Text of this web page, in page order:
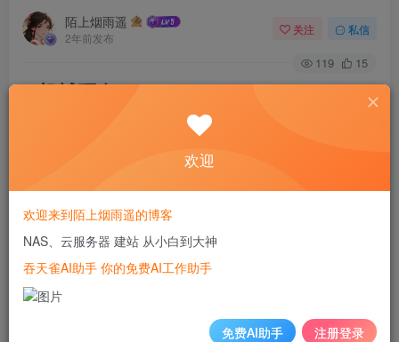
陌上烟雨遥
2年前发布
关注 私信
119 15
1 机械硬盘
欢迎
欢迎来到陌上烟雨遥的博客
NAS、云服务器 建站 从小白到大神
吞天雀AI助手 你的免费AI工作助手
免费AI助手 注册登录